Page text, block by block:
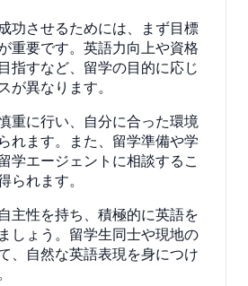
功させるためには、まず目標
重要です。英語力向上や資格
指すなど、留学の目的に応じ
が異なります。
重に行い、自分に合った環境
れます。また、留学準備や学
学エージェントに相談するこ
られます。
主性を持ち、積極的に英語を
しょう。留学生同士や現地の
、自然な英語表現を身につけ